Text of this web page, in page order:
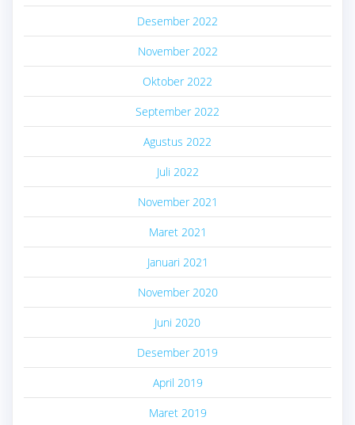
Desember 2022
November 2022
Oktober 2022
September 2022
Agustus 2022
Juli 2022
November 2021
Maret 2021
Januari 2021
November 2020
Juni 2020
Desember 2019
April 2019
Maret 2019